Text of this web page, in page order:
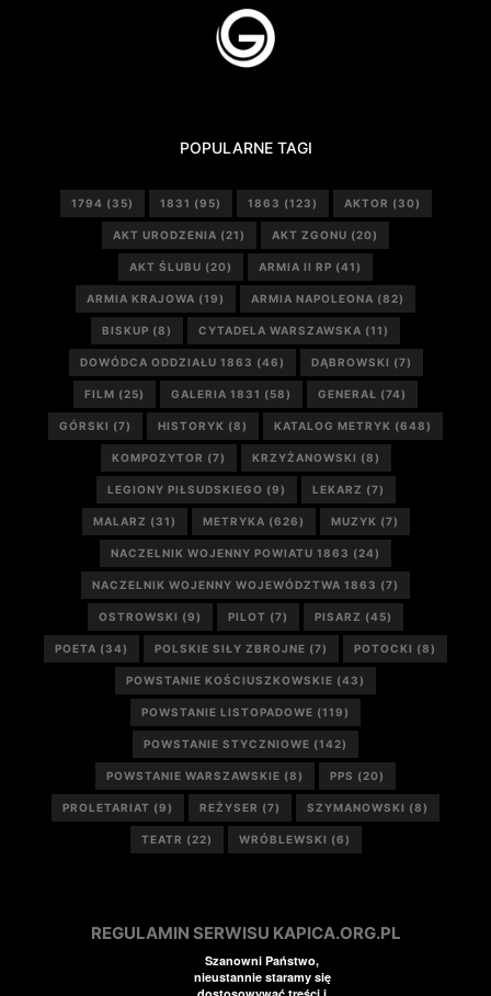
POPULARNE TAGI
1794 (35) 1831 (95) 1863 (123) AKTOR (30)
AKT URODZENIA (21) AKT ZGONU (20)
AKT ŚLUBU (20) ARMIA II RP (41)
ARMIA KRAJOWA (19) ARMIA NAPOLEONA (82)
BISKUP (8) CYTADELA WARSZAWSKA (11)
DOWÓDCA ODDZIAŁU 1863 (46) DĄBROWSKI (7)
FILM (25) GALERIA 1831 (58) GENERAŁ (74)
GÓRSKI (7) HISTORYK (8) KATALOG METRYK (648)
KOMPOZYTOR (7) KRZYŻANOWSKI (8)
LEGIONY PIŁSUDSKIEGO (9) LEKARZ (7)
MALARZ (31) METRYKA (626) MUZYK (7)
NACZELNIK WOJENNY POWIATU 1863 (24)
NACZELNIK WOJENNY WOJEWÓDZTWA 1863 (7)
OSTROWSKI (9) PILOT (7) PISARZ (45)
POETA (34) POLSKIE SIŁY ZBROJNE (7) POTOCKI (8)
POWSTANIE KOŚCIUSZKOWSKIE (43)
POWSTANIE LISTOPADOWE (119)
POWSTANIE STYCZNIOWE (142)
POWSTANIE WARSZAWSKIE (8) PPS (20)
PROLETARIAT (9) REŻYSER (7) SZYMANOWSKI (8)
TEATR (22) WRÓBLEWSKI (6)
REGULAMIN SERWISU KAPICA.ORG.PL
Szanowni Państwo,
nieustannie staramy się